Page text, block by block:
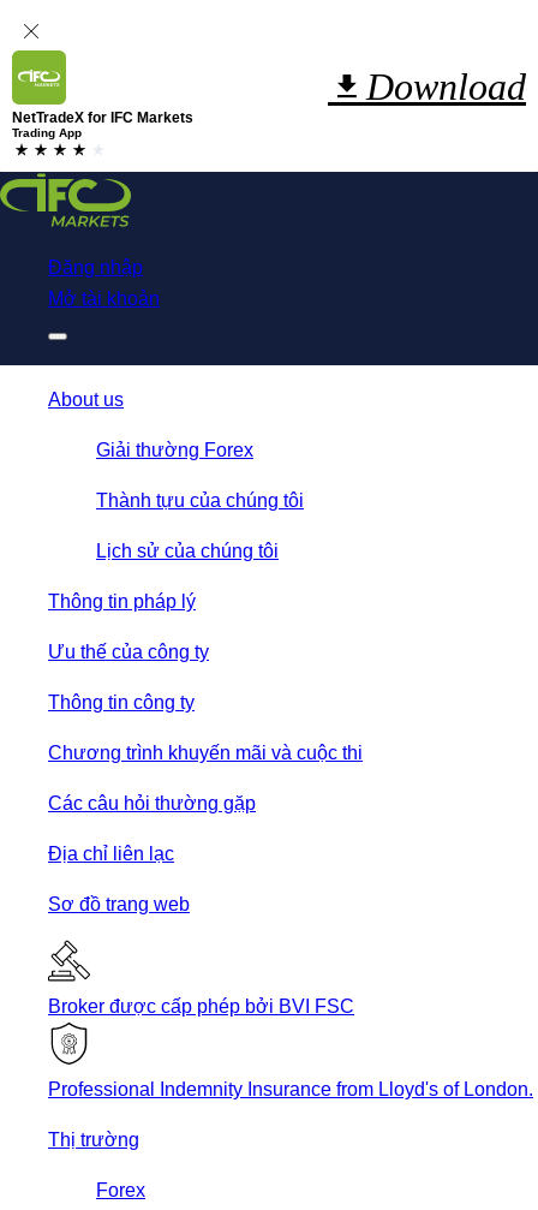
NetTradeX for IFC Markets
Trading App
Download
Đăng nhập
Mở tài khoản
About us
Giải thường Forex
Thành tựu của chúng tôi
Lịch sử của chúng tôi
Thông tin pháp lý
Ưu thế của công ty
Thông tin công ty
Chương trình khuyến mãi và cuộc thi
Các câu hỏi thường gặp
Địa chỉ liên lạc
Sơ đồ trang web
Broker được cấp phép bởi BVI FSC
Professional Indemnity Insurance from Lloyd's of London.
Thị trường
Forex